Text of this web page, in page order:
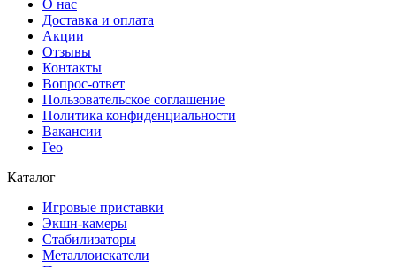
О нас
Доставка и оплата
Акции
Отзывы
Контакты
Вопрос-ответ
Пользовательское соглашение
Политика конфиденциальности
Вакансии
Гео
Каталог
Игровые приставки
Экшн-камеры
Стабилизаторы
Металлоискатели